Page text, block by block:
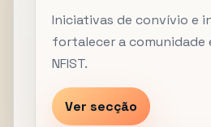
Iniciativas de convívio e
fortalecer a comunidade
NFIST.
Ver secção